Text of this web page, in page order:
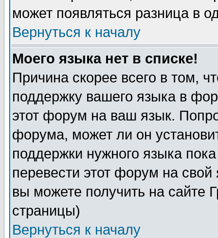
может появляться разница в
Вернуться к началу
Моего языка нет в списке!
Причина скорее всего в том,
поддержку вашего языка в
этот форум на ваш язык.
форума, может ли он
поддержки нужного языка
перевести этот форум на
вы можете получить на сайте
страницы)
Вернуться к началу